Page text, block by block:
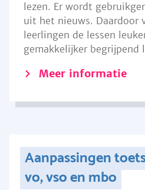
lezen. Er wordt
uit het nieuws. Daardoor
leerlingen de lessen
gemakkelijker begrijpend
Meer informatie
Aanpassingen
vo, vso en mbo